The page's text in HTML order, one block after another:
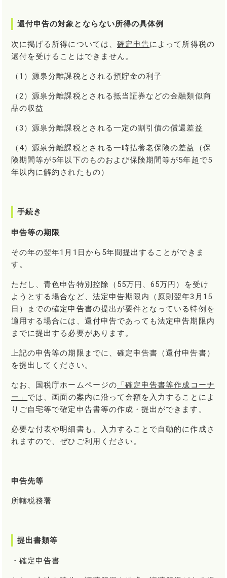
還付申告の対象とならない所得の具体例
次に掲げる所得については、 確定申告によって所得税の
還付を受けることはできません。
（1）源泉分離課税とされる預貯金の利子
（2）源泉分離課税とされる抵当証券などの金融類似商
品の収益
（3）源泉分離課税とされる一定の割引債の償還差益
（4）源泉分離課税とされる一時払養老保険の差益（保
険期間等が5年以下のものおよび保険期間等が5年超で5
年以内に解約されたもの）
手続き
申告等の期限
その年の翌年1月1日から5年間提出することができま
す。
ただし、青色申告特別控除（55万円、65万円）を受け
ようとする場合など、法定申告期限内（原則翌年3月15
日）までの確定申告書の提出が要件となっている特例を
適用する場合には、還付申告であっても法定申告期限内
までに提出する必要があります。
上記の申告等の期限までに、確定申告書（還付申告書）
を提出してください。
なお、国税庁ホームページの 「確定申告書等作成コーナ
ー」 では、画面の案内に沿って金額を入力することによ
りご自宅等で確定申告書等の作成・提出ができます。
必要な付表や明細書も、入力することで自動的に作成さ
れますので、ぜひご利用ください。
申告先等
所轄税務署
提出書類等
・確定申告書